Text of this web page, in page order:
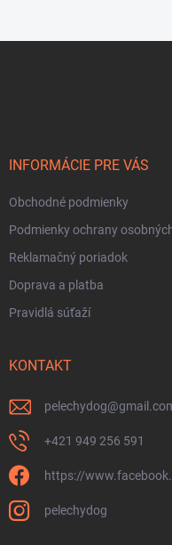
INFORMÁCIE PRE VÁS
Obchodné podmienky
Podmienky ochrany
Reklamačný poriadok
Doprava a platba
Pravidlá súťaží
KONTAKT
pelechydog@
+421 949 256 591
https://
pelechydog